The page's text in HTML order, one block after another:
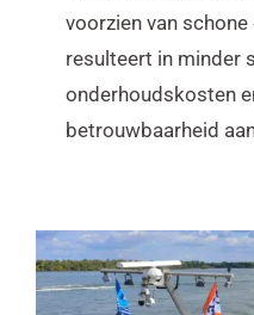
voorzien van
resulteert in minder
onderhoudskosten
betrouwbaarheid